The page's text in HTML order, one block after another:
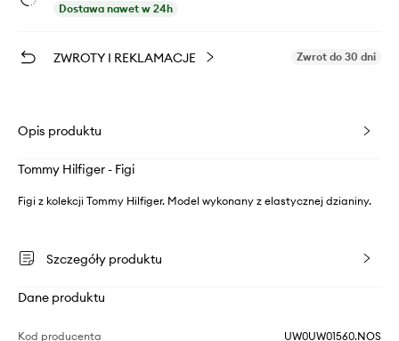
Dostawa nawet w 24h
ZWROTY I REKLAMACJE Zwrot do 30 dni
Opis produktu
Tommy Hilfiger - Figi
Figi z kolekcji Tommy Hilfiger. Model wykonany z elastycznej dzianiny.
Szczegóły produktu
Dane produktu
Kod producenta UW0UW01560.NOS